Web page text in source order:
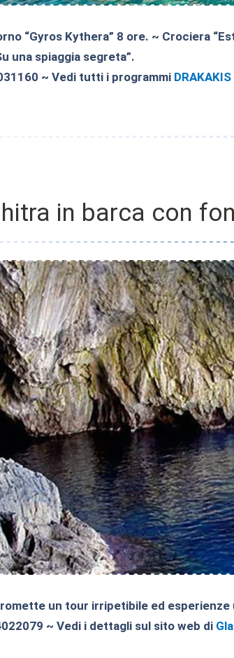
“Gyros Kythera” 8 ore. ~ Crociera
una spiaggia segreta”.
~ Vedi tutti i programmi
in barca con
un tour irripetibile ed esperienze
~ Vedi i dettagli sul sito web di